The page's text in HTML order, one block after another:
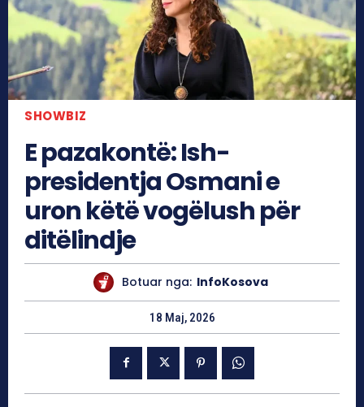
SHOWBIZ
E pazakontë: Ish-
presidentja Osmani e
uron këtë vogëlush për
ditëlindje
Botuar nga: InfoKosova
18 Maj, 2026